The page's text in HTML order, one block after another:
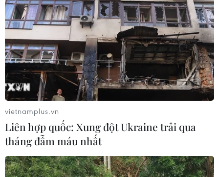
26/04/2022 06:55
Phó Thủ tướng yêu cầu chậm nhất trong ngày 26/4, Bộ
Y tế ban hành hướng dẫn quy định cụ thể điều kiện y tế
về phòng, chống dịch để người nước ngoài nhập cảnh
vào Việt Nam.
vietnamplus.vn
Liên hợp quốc: Xung đột Ukraine trải qua
tháng đẫm máu nhất